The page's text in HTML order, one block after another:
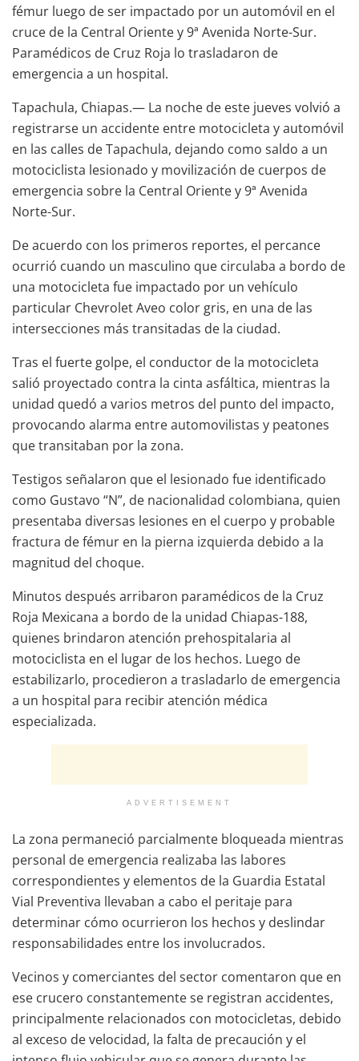
fémur luego de ser impactado por un automóvil en el
cruce de la Central Oriente y 9ª Avenida Norte-Sur.
Paramédicos de Cruz Roja lo trasladaron de
emergencia a un hospital.
Tapachula, Chiapas.— La noche de este jueves volvió a
registrarse un accidente entre motocicleta y automóvil
en las calles de Tapachula, dejando como saldo a un
motociclista lesionado y movilización de cuerpos de
emergencia sobre la Central Oriente y 9ª Avenida
Norte-Sur.
De acuerdo con los primeros reportes, el percance
ocurrió cuando un masculino que circulaba a bordo de
una motocicleta fue impactado por un vehículo
particular Chevrolet Aveo color gris, en una de las
intersecciones más transitadas de la ciudad.
Tras el fuerte golpe, el conductor de la motocicleta
salió proyectado contra la cinta asfáltica, mientras la
unidad quedó a varios metros del punto del impacto,
provocando alarma entre automovilistas y peatones
que transitaban por la zona.
Testigos señalaron que el lesionado fue identificado
como Gustavo “N”, de nacionalidad colombiana, quien
presentaba diversas lesiones en el cuerpo y probable
fractura de fémur en la pierna izquierda debido a la
magnitud del choque.
Minutos después arribaron paramédicos de la Cruz
Roja Mexicana a bordo de la unidad Chiapas-188,
quienes brindaron atención prehospitalaria al
motociclista en el lugar de los hechos. Luego de
estabilizarlo, procedieron a trasladarlo de emergencia
a un hospital para recibir atención médica
especializada.
ADVERTISEMENT
La zona permaneció parcialmente bloqueada mientras
personal de emergencia realizaba las labores
correspondientes y elementos de la Guardia Estatal
Vial Preventiva llevaban a cabo el peritaje para
determinar cómo ocurrieron los hechos y deslindar
responsabilidades entre los involucrados.
Vecinos y comerciantes del sector comentaron que en
ese crucero constantemente se registran accidentes,
principalmente relacionados con motocicletas, debido
al exceso de velocidad, la falta de precaución y el